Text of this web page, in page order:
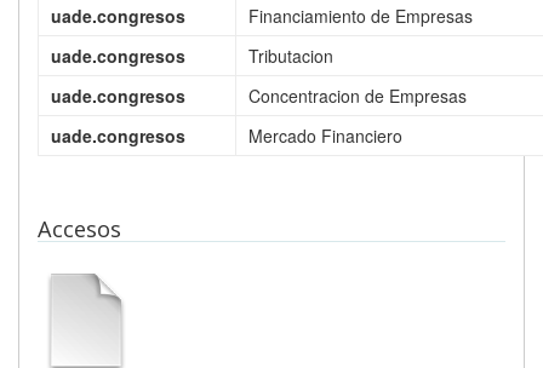
uade.congresos
Financiamiento de Empresas
uade.congresos
Tributacion
uade.congresos
Concentracion de Empresas
uade.congresos
Mercado Financiero
Accesos